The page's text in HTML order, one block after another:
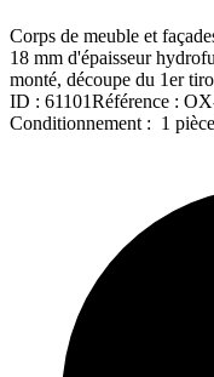
Corps de meuble et
18 mm d'épaisseur
monté, découpe du 1er
ID : 61101Référence :
Conditionnement : 1